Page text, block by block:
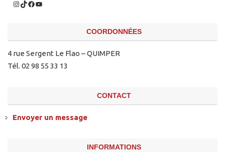
COORDONNÉES
4 rue Sergent Le Flao – QUIMPER
Tél. 02 98 55 33 13
CONTACT
Envoyer un message
INFORMATIONS